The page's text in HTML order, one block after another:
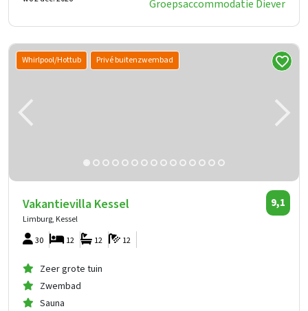
Groepsaccommodatie Diever
Whirlpool/Hottub Privé buitenzwembad
Vakantievilla Kessel
Limburg, Kessel
9,1
30 12
12
12
Zeer grote tuin
Zwembad
Sauna